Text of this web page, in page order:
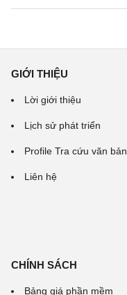
GIỚI THIỆU
Lời giới thiệu
Lịch sử phát triển
Profile Tra cứu văn bản
Liên hệ
CHÍNH SÁCH
Bảng giá phần mềm